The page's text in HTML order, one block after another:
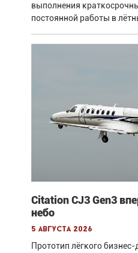
выполнения
постоянной работы в
Citation CJ3 Gen3
небо
5 августа 2026
Прототип лёгкого